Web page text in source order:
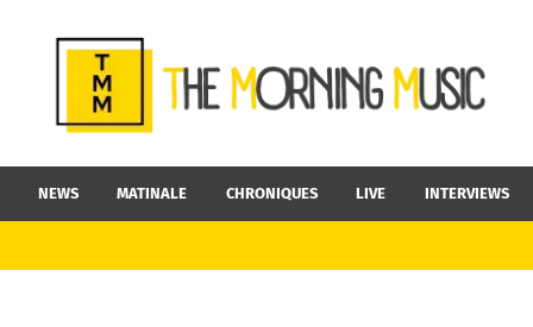
NEWS MATINALE CHRONIQUES LIVE INTERVIEWS